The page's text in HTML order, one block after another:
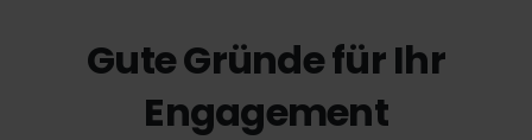
Gute Gründe für Ihr
Engagement